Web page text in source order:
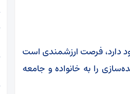
دارد، فرصت ارزشمندی است
را به خانواده و جامعه